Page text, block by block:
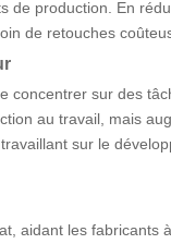
production. En
de retouches
sur des
au travail, mais
sur le
aidant les